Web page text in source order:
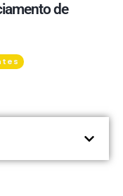
de